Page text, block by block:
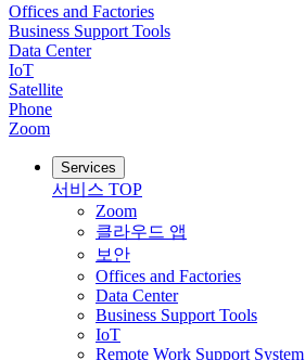
Offices and Factories
Business Support Tools
Data Center
IoT
Satellite
Phone
Zoom
Services
서비스 TOP
Zoom
클라우드 앱
보안
Offices and Factories
Data Center
Business Support Tools
IoT
Remote Work Support System